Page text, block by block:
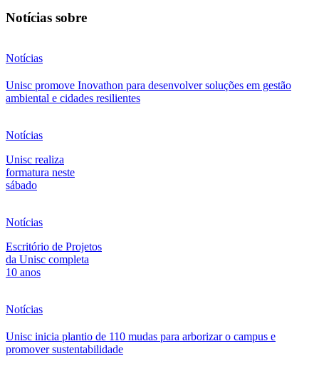
Notícias sobre
Notícias
Unisc promove Inovathon para desenvolver soluções em gestão
ambiental e cidades resilientes
Notícias
Unisc realiza
formatura neste
sábado
Notícias
Escritório de Projetos
da Unisc completa
10 anos
Notícias
Unisc inicia plantio de 110 mudas para arborizar o campus e
promover sustentabilidade